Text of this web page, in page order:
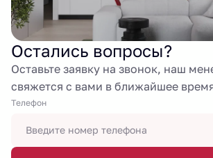
Остались вопросы?
Оставьте заявку на звонок, наш
свяжется с вами в ближайшее
Tелефон